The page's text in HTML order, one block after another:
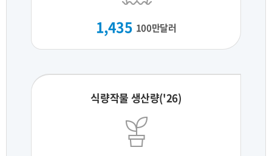
1,435 100만달러
식량작물 생산량('26)